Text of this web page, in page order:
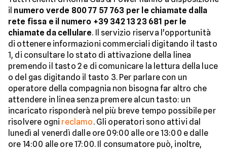
il numero verde 800 77 57 763 per le chiamate dalla
rete fissa e il numero +39 342 13 23 681 per le
chiamate da cellulare. Il servizio riserva l'opportunità
di ottenere informazioni commerciali digitando il tasto
1, di consultare lo stato di attivazione della linea
premendo il tasto 2 e di comunicare la lettura della luce
o del gas digitando il tasto 3. Per parlare con un
operatore della compagnia non bisogna far altro che
attendere in linea senza premere alcun tasto: un
incaricato risponderà nel più breve tempo possibile per
risolvere ogni reclamo. Gli operatori sono attivi dal
lunedì al venerdì dalle ore 09:00 alle ore 13:00 e dalle
ore 14:00 alle ore 17:00. Il consumatore può, inoltre,